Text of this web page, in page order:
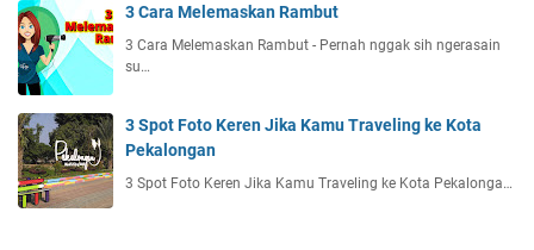
3 Cara Melemaskan Rambut
3 Cara Melemaskan Rambut - Pernah nggak sih ngerasain
su…
3 Spot Foto Keren Jika Kamu Traveling ke Kota
Pekalongan
3 Spot Foto Keren Jika Kamu Traveling ke Kota Pekalonga…